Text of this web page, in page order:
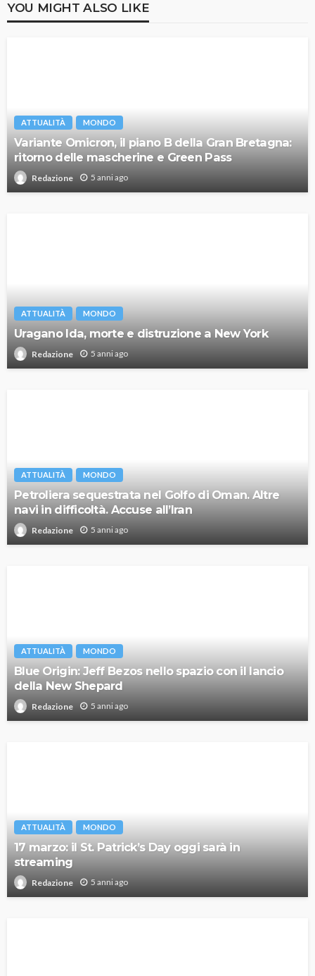
YOU MIGHT ALSO LIKE
ATTUALITÀ MONDO
Variante Omicron, il piano B della Gran Bretagna:
ritorno delle mascherine e Green Pass
Redazione 5 anni ago
ATTUALITÀ MONDO
Uragano Ida, morte e distruzione a New York
Redazione 5 anni ago
ATTUALITÀ MONDO
Petroliera sequestrata nel Golfo di Oman. Altre
navi in difficoltà. Accuse all’Iran
Redazione 5 anni ago
ATTUALITÀ MONDO
Blue Origin: Jeff Bezos nello spazio con il lancio
della New Shepard
Redazione 5 anni ago
ATTUALITÀ MONDO
17 marzo: il St. Patrick’s Day oggi sarà in
streaming
Redazione 5 anni ago